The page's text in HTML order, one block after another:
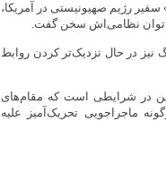
رژیم صهیونیستی در آمریکا،
توان نظامی‌اش سخن گفت.
نیز در حال نزدیک‌تر کردن روابط
در شرایطی است که مقام‌های
ماجراجویی تحریک‌آمیز علیه